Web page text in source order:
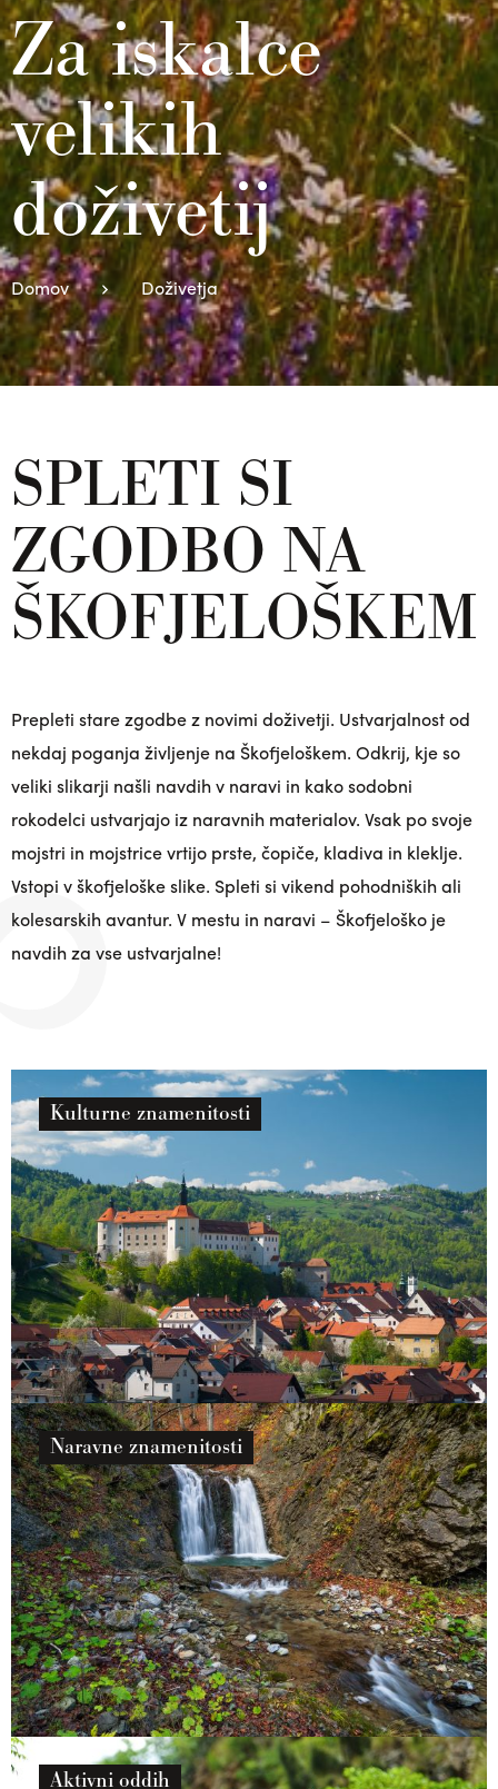
Za iskalce
velikih
doživetij
Domov Doživetja
SPLETI SI
ZGODBO NA
ŠKOFJELOŠKEM
Prepleti stare zgodbe z novimi doživetji. Ustvarjalnost od
nekdaj poganja življenje na Škofjeloškem. Odkrij, kje so
veliki slikarji našli navdih v naravi in kako sodobni
rokodelci ustvarjajo iz naravnih materialov. Vsak po svoje
mojstri in mojstrice vrtijo prste, čopiče, kladiva in kleklje.
Vstopi v škofjeloške slike. Spleti si vikend pohodniških ali
kolesarskih avantur. V mestu in naravi – Škofjeloško je
navdih za vse ustvarjalne!
Kulturne znamenitosti
Naravne znamenitosti
Aktivni oddih